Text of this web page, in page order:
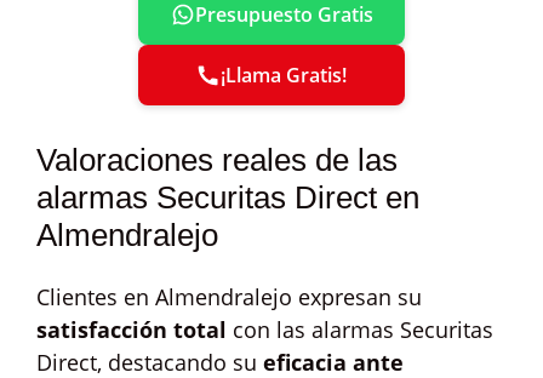
Presupuesto Gratis
¡Llama Gratis!
Valoraciones reales de las
alarmas Securitas Direct en
Almendralejo
Clientes en Almendralejo expresan su
satisfacción total con las alarmas Securitas
Direct, destacando su eficacia ante